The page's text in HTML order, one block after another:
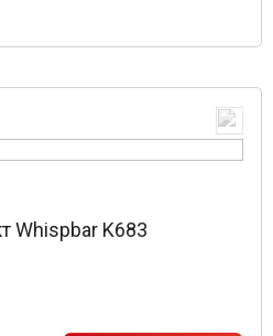
Whispbar K683